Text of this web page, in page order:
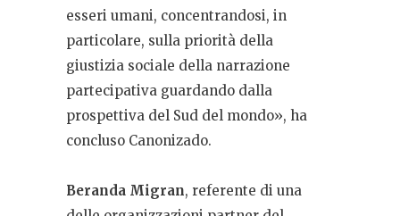
esseri umani, concentrandosi, in
particolare, sulla priorità della
giustizia sociale della narrazione
partecipativa guardando dalla
prospettiva del Sud del mondo», ha
concluso Canonizado.
Beranda Migran, referente di una